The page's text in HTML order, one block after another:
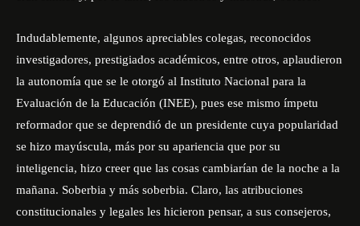
Indudablemente, algunos apreciables colegas, reconocidos
investigadores, prestigiados académicos, entre otros, aplaudieron
la autonomía que se le otorgó al Instituto Nacional para la
Evaluación de la Educación (INEE), pues ese mismo ímpetu
reformador que se deprendió de un presidente cuya popularidad
se hizo mayúscula, más por su apariencia que por su
inteligencia, hizo creer que las cosas cambiarían de la noche a la
mañana. Soberbia y más soberbia. Claro, las atribuciones
constitucionales y legales les hicieron pensar, a sus consejeros,